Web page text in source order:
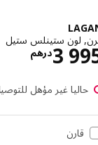
لون ستينلس ستيل
درهم 3
غير مؤهل للتوصيل
قارن